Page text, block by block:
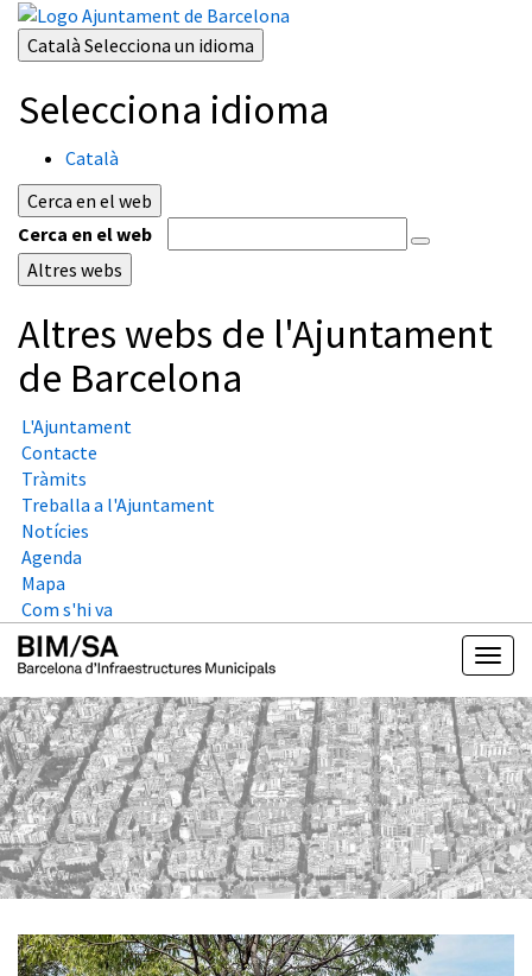
Català Selecciona un idioma
Selecciona idioma
Català
Cerca en el web
Cerca en el web
Altres webs
Altres webs de l'Ajuntament
de Barcelona
L'Ajuntament
Contacte
Tràmits
Treballa a l'Ajuntament
Notícies
Agenda
Mapa
Com s'hi va